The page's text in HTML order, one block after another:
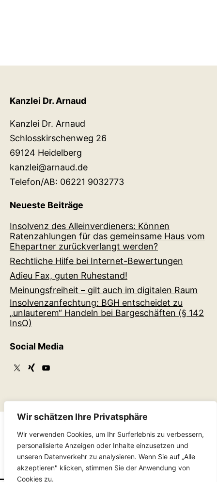
Wir schätzen Ihre Privatsphäre
Wir verwenden Cookies, um Ihr Surferlebnis zu verbessern,
personalisierte Anzeigen oder Inhalte einzusetzen und
unseren Datenverkehr zu analysieren. Wenn Sie auf „Alle
akzeptieren" klicken, stimmen Sie der Anwendung von
Cookies zu.
Kanzlei Dr. Arnaud
Kanzlei Dr. Arnaud
Schlosskirschenweg 26
69124 Heidelberg
kanzlei@arnaud.de
Telefon/AB: 06221 9032773
Neueste Beiträge
Insolvenz des Alleinverdieners: Können
Ratenzahlungen für das gemeinsame Haus vom
Ehepartner zurückverlangt werden?
Rechtliche Hilfe bei Internet-Bewertungen
Adieu Fax, guten Ruhestand!
Meinungsfreiheit – gilt auch im digitalen Raum
Insolvenzanfechtung: BGH entscheidet zu
„unlauterem“ Handeln bei Bargeschäften (§ 142
InsO)
Social Media
Impressum Datenschutzerklärung Kontakt